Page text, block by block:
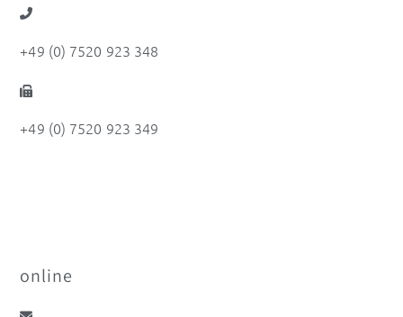
+49 (0) 7520 923 348
+49 (0) 7520 923 349
online